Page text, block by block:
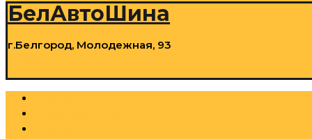
БелАвтоШина
г.Белгород, Молодежная, 93